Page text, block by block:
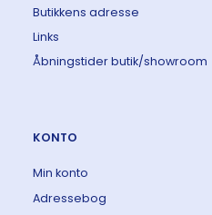
Butikkens adresse
Links
Åbningstider butik/showroom
KONTO
Min konto
Adressebog